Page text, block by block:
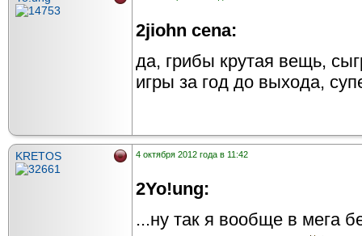
2jiohn cena:
да, грибы крутая вещь,
игры за год до выхода,
KRETOS 4 октября 2012 года в 11:42
2Yo!ung:
...ну так я вообще в мега